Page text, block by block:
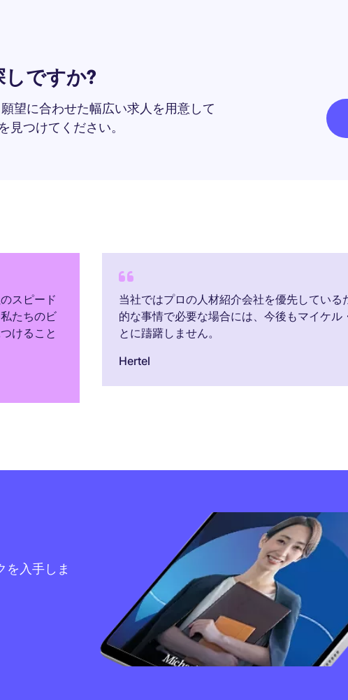
ですか?
望に合わせた幅広い求人を用意して
見つけてください。
スピード
たちのビ
けること
当社ではプロの人材紹介会社を優先している
的な事情で必要な場合には、今後もマイケル
とに躊躇しません。
Hertel
を入手しま